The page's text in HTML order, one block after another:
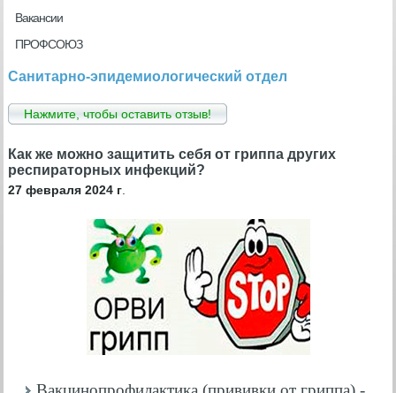
Вакансии
ПРОФСОЮЗ
Санитарно-эпидемиологический отдел
Нажмите, чтобы оставить отзыв!
Как же можно защитить себя от гриппа других
респираторных инфекций?
27 февраля 2024 г.